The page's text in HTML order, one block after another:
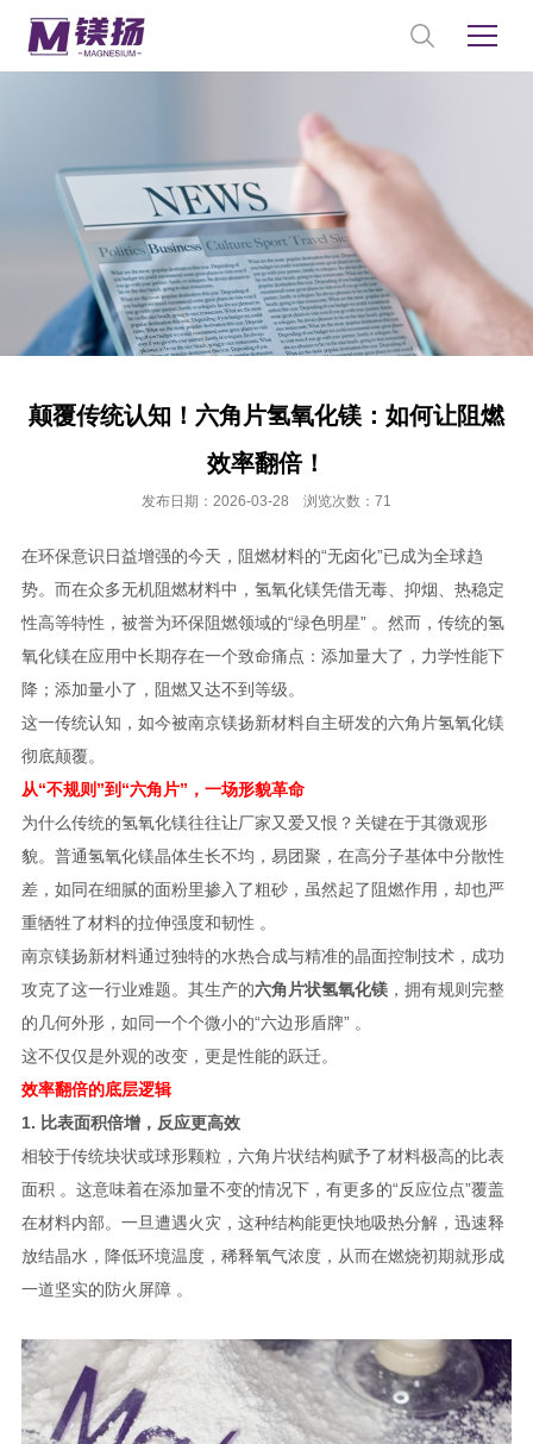
颠覆传统认知！六角片氢氧化镁：如何让阻燃
效率翻倍！
发布日期：2026-03-28 浏览次数：71
在环保意识日益增强的今天，阻燃材料的“无卤化”已成为全球趋
势。而在众多无机阻燃材料中，氢氧化镁凭借无毒、抑烟、热稳定
性高等特性，被誉为环保阻燃领域的“绿色明星” 。然而，传统的氢
氧化镁在应用中长期存在一个致命痛点：添加量大了，力学性能下
降；添加量小了，阻燃又达不到等级。
这一传统认知，如今被南京镁扬新材料自主研发的六角片氢氧化镁
彻底颠覆。
从“不规则”到“六角片”，一场形貌革命
为什么传统的氢氧化镁往往让厂家又爱又恨？关键在于其微观形
貌。普通氢氧化镁晶体生长不均，易团聚，在高分子基体中分散性
差，如同在细腻的面粉里掺入了粗砂，虽然起了阻燃作用，却也严
重牺牲了材料的拉伸强度和韧性 。
南京镁扬新材料通过独特的水热合成与精准的晶面控制技术，成功
攻克了这一行业难题。其生产的六角片状氢氧化镁，拥有规则完整
的几何外形，如同一个个微小的“六边形盾牌” 。
这不仅仅是外观的改变，更是性能的跃迁。
效率翻倍的底层逻辑
1. 比表面积倍增，反应更高效
相较于传统块状或球形颗粒，六角片状结构赋予了材料极高的比表
面积 。这意味着在添加量不变的情况下，有更多的“反应位点”覆盖
在材料内部。一旦遭遇火灾，这种结构能更快地吸热分解，迅速释
放结晶水，降低环境温度，稀释氧气浓度，从而在燃烧初期就形成
一道坚实的防火屏障 。